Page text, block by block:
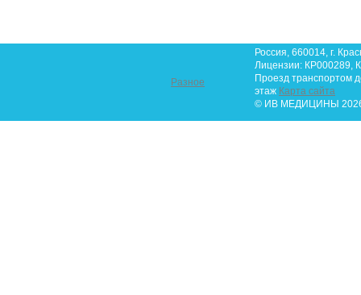
Разное
Россия, 660014, г.
Лицензии: КР000289,
Проезд транспортом
этаж Карта сайта
© ИВ МЕДИЦИНЫ